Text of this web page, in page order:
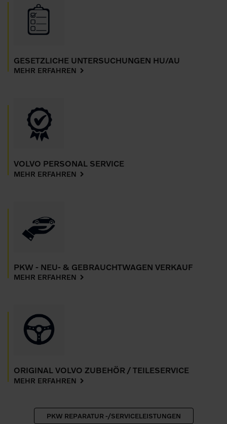
GESETZLICHE UNTERSUCHUNGEN HU/AU
MEHR ERFAHREN
VOLVO PERSONAL SERVICE
MEHR ERFAHREN
PKW - NEU- & GEBRAUCHTWAGEN VERKAUF
MEHR ERFAHREN
ORIGINAL VOLVO ZUBEHÖR / TEILESERVICE
MEHR ERFAHREN
PKW REPARATUR -/SERVICELEISTUNGEN